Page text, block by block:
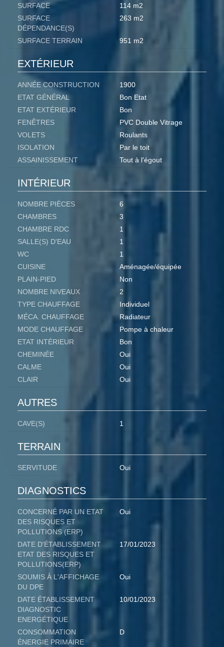
SURFACE
114 m2
SURFACE
DÉPENDANCE(S)
263 m2
SURFACE TERRAIN 951 m2
EXTÉRIEUR
ANNÉE CONSTRUCTION
1900
ETAT GÉNÉRAL
Bon Etat
ETAT EXTÉRIEUR
Bon
FENÊTRES
PVC Double Vitrage
VOLETS
Roulants
ISOLATION
Par le toit
ASSAINISSEMENT
Tout à l'égout
INTÉRIEUR
NOMBRE PIÈCES
6
CHAMBRES
3
CHAMBRE RDC
1
SALLE(S) D'EAU
1
WC
1
CUISINE
Aménagée/équipée
PLAIN-PIED
Non
NOMBRE NIVEAUX
2
TYPE CHAUFFAGE
Individuel
MÉCA. CHAUFFAGE
Radiateur
MODE CHAUFFAGE
Pompe à chaleur
ETAT INTÉRIEUR
Bon
CHEMINÉE
Oui
CALME
Oui
CLAIR
Oui
AUTRES
CAVE(S) 1
TERRAIN
SERVITUDE Oui
DIAGNOSTICS
CONCERNÉ PAR UN ETAT
DES RISQUES ET
POLLUTIONS (ERP)
Oui
DATE D'ÉTABLISSEMENT
ETAT DES RISQUES ET
POLLUTIONS(ERP)
17/01/2023
SOUMIS À L'AFFICHAGE
DU DPE
Oui
DATE ÉTABLISSEMENT
DIAGNOSTIC
ENERGÉTIQUE
10/01/2023
CONSOMMATION
ÉNERGIE PRIMAIRE
D